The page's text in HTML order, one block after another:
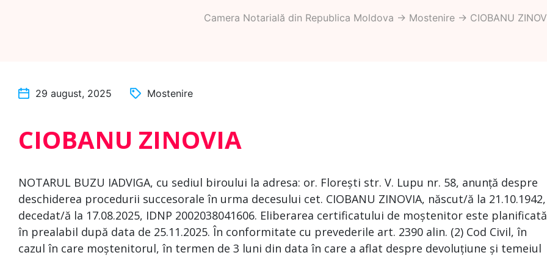
Camera Notarială din Republica Moldova -> Mostenire-> CIOBANU
29 august, 2025 Mostenire
CIOBANU ZINOVIA
NOTARUL BUZU IADVIGA, cu sediul biroului la adresa: or. Florești str. V. Lupu nr. 58, anunță despre
deschiderea procedurii succesorale în urma decesului cet. CIOBANU ZINOVIA, născut/ă la 21.10.1942,
decedat/ă la 17.08.2025, IDNP 2002038041606. Eliberarea certificatului de moștenitor este planificată
în prealabil după data de 25.11.2025. În conformitate cu prevederile art. 2390 alin. (2) Cod Civil, în
cazul în care moștenitorul, în termen de 3 luni din data în care a aflat despre devoluțiune și temeiul